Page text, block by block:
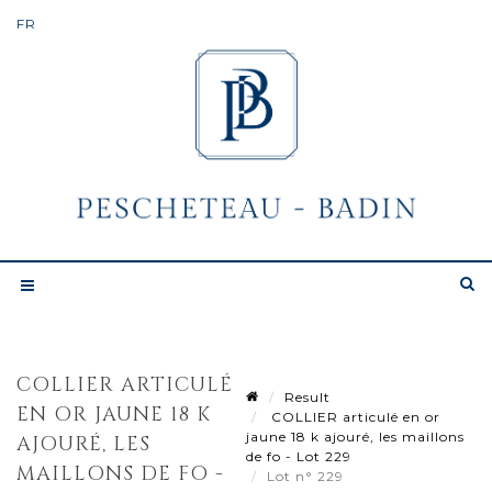
COLLIER ARTICULÉ
EN OR JAUNE 18 K
AJOURÉ, LES
MAILLONS DE FO -
Result
COLLIER articulé en or
jaune 18 k ajouré, les maillons
de fo - Lot 229
Lot n° 229